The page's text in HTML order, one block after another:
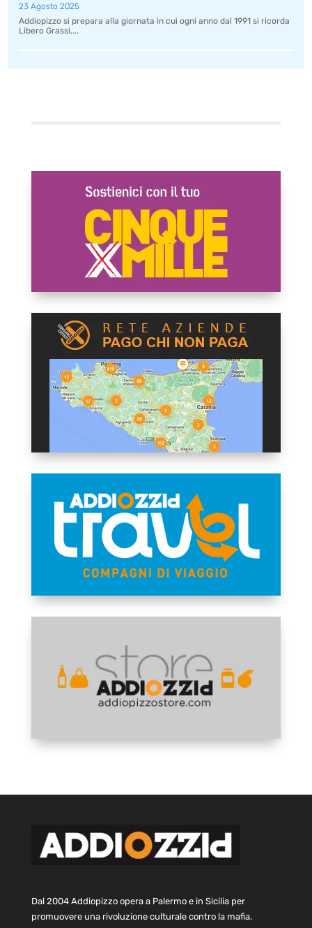
23 Agosto 2025
Addiopizzo si prepara alla giornata in cui ogni anno dal 1991 si ricorda
Libero Grassi,...
Dal 2004 Addiopizzo opera a Palermo e in Sicilia per
promuovere una rivoluzione culturale contro la mafia.